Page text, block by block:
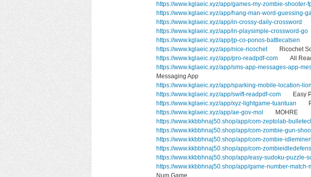
https://www.kglaeic.xyz/app/games-my-zombie-shooter-
https://www.kglaeic.xyz/app/hang-man-word-guessing-
https://www.kglaeic.xyz/app/in-crossy-daily-crossword
https://www.kglaeic.xyz/app/in-playsimple-crossword-go
https://www.kglaeic.xyz/app/jp-co-ponos-battlecatsen
https://www.kglaeic.xyz/app/nice-ricochetRicochet
https://www.kglaeic.xyz/app/pro-readpdf-com All
https://www.kglaeic.xyz/app/sms-app-messages-app-
Messaging App
https://www.kglaeic.xyz/app/sparking-mobile-location-
https://www.kglaeic.xyz/app/swift-readpdf-com Easy
https://www.kglaeic.xyz/app/xyz-lightgame-tuantuan
https://www.kglaeic.xyz/app/ae-gov-mol
MOHRE
https://www.kkbbhnaj50.shop/app/com-zeptolab-
https://www.kkbbhnaj50.shop/app/com-zombie-gun-
https://www.kkbbhnaj50.shop/app/com-zombie-
https://www.kkbbhnaj50.shop/app/com-
https://www.kkbbhnaj50.shop/app/easy-sudoku-puzzle-
https://www.kkbbhnaj50.shop/app/game-number-
Num Game